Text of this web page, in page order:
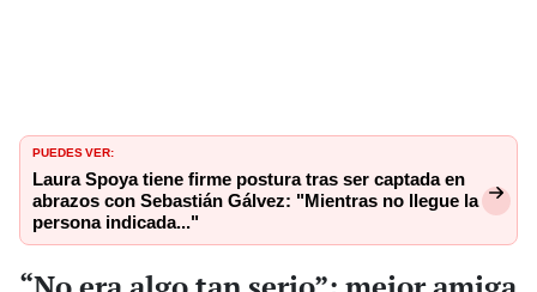
PUEDES VER:
Laura Spoya tiene firme postura tras ser captada en
abrazos con Sebastián Gálvez: "Mientras no llegue la
persona indicada..."